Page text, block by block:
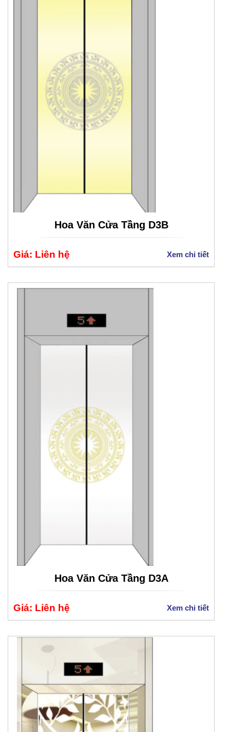
Hoa Văn Cửa Tầng D3B
Giá: Liên hệ Xem chi tiết
Hoa Văn Cửa Tầng D3A
Giá: Liên hệ Xem chi tiết